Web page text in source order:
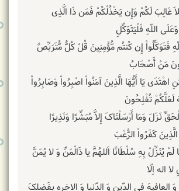
غَالِبَ لَکُمْ وَإِن یَخْذُلْکُمْ فَمَن ذَا الَّذِی
اللّهِ فَلْیَتَوَکِّلِ
فَتَوَکَّلُواْ إِن کُنتُم مُّؤْمِنِینَ قُلْ کُلٌّ مُّتَرَبِّصٌ
مَنْ أَصْحَابُ
یَا أَیُّهَا الَّذِینَ آمَنُواْ اصْبِرُواْ وَصَابِرُواْ
لَعَلَّکُمْ تُفْلِحُونَ
نَزَلَ وَمَا أَرْسَلْنَاکَ إِلاَّ مُبَشِّرًا وَنَذِیرًا
کَفَرُواْ الرُّعْبَ
لَمْ یُنَزِّلْ بِهِ سُلْطَانًا اَللهُمَّ یا ذَالْمَنِّ وَ لا یُمَنَّ
اله اِلّا
العافیهَ فِی الدّین وَ الدّنیا وَ الاخرهِ بِفَضلِکَ